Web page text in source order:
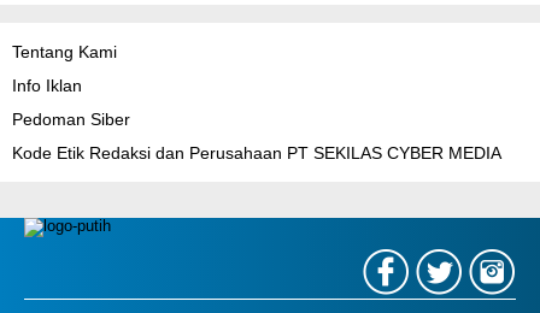
Tentang Kami
Info Iklan
Pedoman Siber
Kode Etik Redaksi dan Perusahaan PT SEKILAS CYBER MEDIA